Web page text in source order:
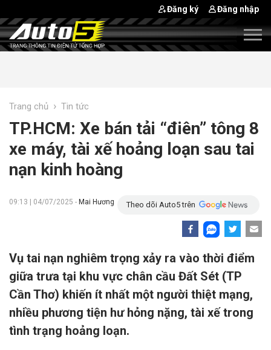
Đăng ký Đăng nhập
Trang chủ › Tin tức
TP.HCM: Xe bán tải “điên” tông 8
xe máy, tài xế hoảng loạn sau tai
nạn kinh hoàng
09:13 | 04/07/2025 - Mai Hương Theo dõi Auto5 trên
Vụ tai nạn nghiêm trọng xảy ra vào thời điểm
giữa trưa tại khu vực chân cầu Đất Sét (TP
Cần Thơ) khiến ít nhất một người thiệt mạng,
nhiều phương tiện hư hỏng nặng, tài xế trong
tình trạng hoảng loạn.